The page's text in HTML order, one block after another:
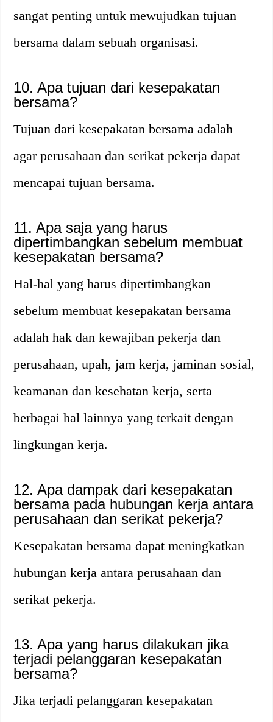
sangat penting untuk mewujudkan tujuan
bersama dalam sebuah organisasi.
10. Apa tujuan dari kesepakatan
bersama?
Tujuan dari kesepakatan bersama adalah
agar perusahaan dan serikat pekerja dapat
mencapai tujuan bersama.
11. Apa saja yang harus
dipertimbangkan sebelum membuat
kesepakatan bersama?
Hal-hal yang harus dipertimbangkan
sebelum membuat kesepakatan bersama
adalah hak dan kewajiban pekerja dan
perusahaan, upah, jam kerja, jaminan sosial,
keamanan dan kesehatan kerja, serta
berbagai hal lainnya yang terkait dengan
lingkungan kerja.
12. Apa dampak dari kesepakatan
bersama pada hubungan kerja antara
perusahaan dan serikat pekerja?
Kesepakatan bersama dapat meningkatkan
hubungan kerja antara perusahaan dan
serikat pekerja.
13. Apa yang harus dilakukan jika
terjadi pelanggaran kesepakatan
bersama?
Jika terjadi pelanggaran kesepakatan